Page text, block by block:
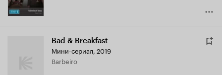
Bad & Breakfast
Мини-сериал, 2019
Barbeiro